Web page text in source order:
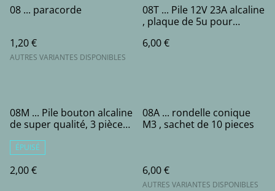
08 ... paracorde
1,20 €
AUTRES VARIANTES DISPONIBLES
08T ... Pile 12V 23A alcaline
, plaque de 5u pour
AGS
6,00 €
08M ... Pile bouton alcaline
de super qualité, 3 pièces,
viseurs laser et nocturne
ÉPUISÉ
2,00 €
08A ... rondelle conique
M3 , sachet de 10 pieces
6,00 €
AUTRES VARIANTES DISPONIBLES